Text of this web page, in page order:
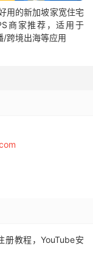
用的新加坡家宽住宅
商家推荐，适用于
/跨境出海等应用
册教程，YouTube安